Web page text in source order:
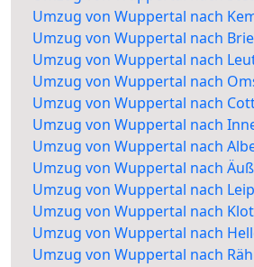
Umzug von Wuppertal nach
Umzug von Wuppertal nach
Umzug von Wuppertal nach
Umzug von Wuppertal nach
Umzug von Wuppertal nach
Umzug von Wuppertal nach
Umzug von Wuppertal nach
Umzug von Wuppertal nach
Umzug von Wuppertal nach
Umzug von Wuppertal nach
Umzug von Wuppertal nach
Umzug von Wuppertal nach